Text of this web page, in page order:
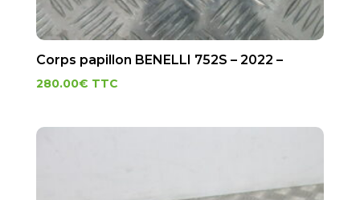
Corps papillon BENELLI 752S – 2022 –
280.00€ TTC